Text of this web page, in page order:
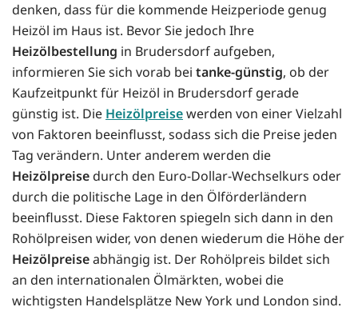
denken, dass für die kommende Heizperiode genug
Heizöl im Haus ist. Bevor Sie jedoch Ihre
Heizölbestellung in Brudersdorf aufgeben,
informieren Sie sich vorab bei tanke-günstig, ob der
Kaufzeitpunkt für Heizöl in Brudersdorf gerade
günstig ist. Die Heizölpreisewerden von einer Vielzahl
von Faktoren beeinflusst, sodass sich die Preise jeden
Tag verändern. Unter anderem werden die
Heizölpreise durch den Euro-Dollar-Wechselkurs oder
durch die politische Lage in den Ölförderländern
beeinflusst. Diese Faktoren spiegeln sich dann in den
Rohölpreisen wider, von denen wiederum die Höhe der
Heizölpreiseabhängig ist. Der Rohölpreis bildet sich
an den internationalen Ölmärkten, wobei die
wichtigsten Handelsplätze New York und London sind.